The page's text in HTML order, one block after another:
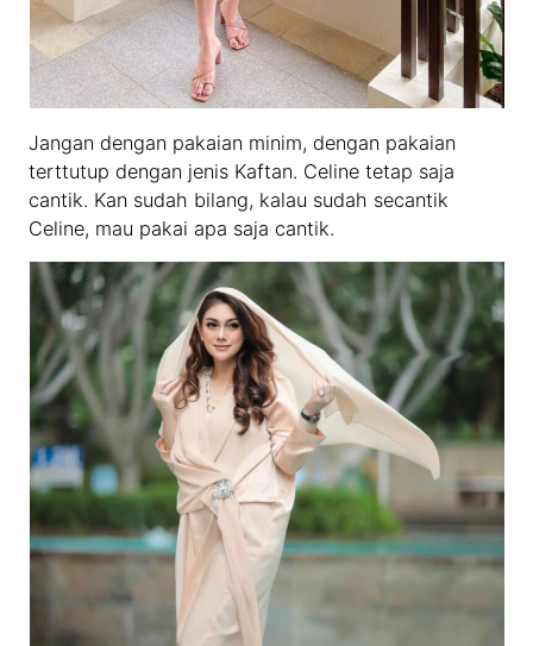
Jangan dengan pakaian minim, dengan pakaian
terttutup dengan jenis Kaftan. Celine tetap saja
cantik. Kan sudah bilang, kalau sudah secantik
Celine, mau pakai apa saja cantik.